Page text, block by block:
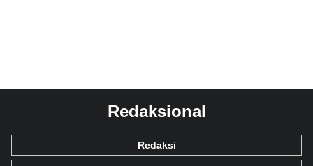
Redaksional
Redaksi